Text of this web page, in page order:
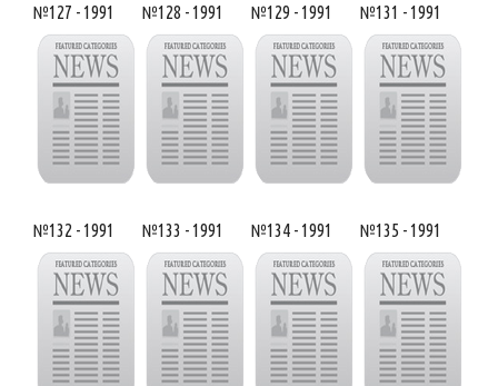
№127 - 1991 №128 - 1991 №129 - 1991 №131 - 1991
№132 - 1991 №133 - 1991 №134 - 1991 №135 - 1991